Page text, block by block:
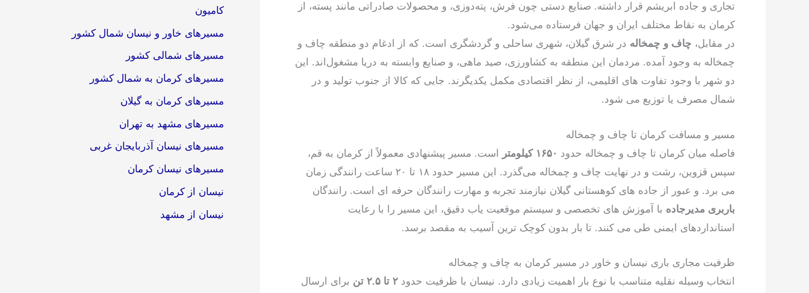
تجاری و جاده ابریشم قرار داشته. صنایع دستی چون فرش، پته‌دوزی، و محصولات صادراتی مانند پسته، از
کرمان به نقاط مختلف ایران و جهان فرستاده می‌شود.
در مقابل، چاف و چمخاله در شرق گیلان، شهری ساحلی و گردشگری است. که از ادغام دو منطقه چاف و
چمخاله به وجود آمده. مردمان این منطقه به کشاورزی، صید ماهی، و صنایع وابسته به دریا مشغول‌اند. این
دو شهر با وجود تفاوت های اقلیمی، از نظر اقتصادی مکمل یکدیگرند. جایی که کالا از جنوب تولید و در
شمال مصرف یا توزیع می شود.
مسیر و مسافت کرمان تا چاف و چمخاله
فاصله میان کرمان تا چاف و چمخاله حدود ۱۶۵۰ کیلومتر
است. مسیر پیشنهادی معمولاً از کرمان به قم،
سپس قزوین، رشت و در نهایت چاف و چمخاله می‌گذرد. این مسیر حدود ۱۸ تا ۲۰ ساعت رانندگی زمان
می برد. و عبور از جاده های کوهستانی گیلان نیازمند تجربه و مهارت رانندگان حرفه ای است. رانندگان
باربری مدیرجاده با آموزش های تخصصی و سیستم موقعیت یاب دقیق، این مسیر را با رعایت
استانداردهای ایمنی طی می کنند. تا بار بدون کوچک ترین آسیب به مقصد برسد.
ظرفیت مجاری باری نیسان و خاور در مسیر کرمان به چاف و چمخاله
انتخاب وسیله نقلیه متناسب با نوع بار اهمیت زیادی دارد. نیسان با ظرفیت حدود ۲ تا ۲.۵ تن
برای ارسال
کامیون
مسیرهای خاور و نیسان شمال کشور
مسیرهای شمالی کشور
مسیرهای کرمان به شمال کشور
مسیرهای کرمان به گیلان
مسیرهای مشهد به تهران
مسیرهای نیسان آذربایجان غربی
مسیرهای نیسان کرمان
نیسان از کرمان
نیسان از مشهد